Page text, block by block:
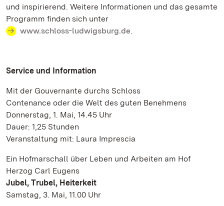
und inspirierend. Weitere Informationen und das gesamte
Programm finden sich unter
www.schloss-ludwigsburg.de.
Service und Information
Mit der Gouvernante durchs Schloss
Contenance oder die Welt des guten Benehmens
Donnerstag, 1. Mai, 14.45 Uhr
Dauer: 1,25 Stunden
Veranstaltung mit: Laura Imprescia
Ein Hofmarschall über Leben und Arbeiten am Hof
Herzog Carl Eugens
Jubel, Trubel, Heiterkeit
Samstag, 3. Mai, 11.00 Uhr